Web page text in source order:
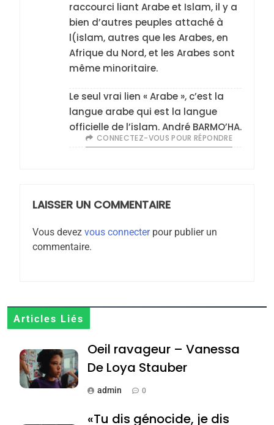
raccourci liant Arabe et Islam, il y a
bien d’autres peuples attaché à
l(islam, autres que les Arabes, en
Afrique du Nord, et les Arabes sont
même minoritaire.
Le seul vrai lien « Arabe », c’est la
langue arabe qui est la langue
officielle de l’islam. André BARMO’HA.
CONNECTEZ-VOUS POUR RÉPONDRE
LAISSER UN COMMENTAIRE
Vous devez vous connecterpour publier un
commentaire.
Articles Liés
Oeil ravageur – Vanessa
De Loya Stauber
admin 0
«Tu dis génocide, je dis
2025, l’année la plus
meurtrière selon le
rapport d’ADL contre
l’antisémitisme
FRANCE ISRAÉL
MA JUDAÏTE par Thérèse
ISRAÉL JUDAISME
7
8
Tafraout, le miel de Tadla
Azilal consacrés produits
du terroir
DAFINA MAROC
Oeil ravageur – Vanessa